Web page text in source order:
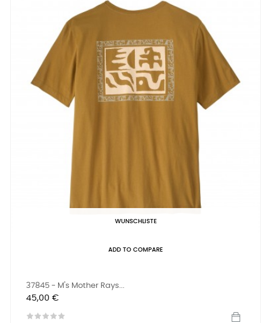
WUNSCHLISTE
ADD TO COMPARE
37845 - M's Mother Rays...
Preis
45,00 €